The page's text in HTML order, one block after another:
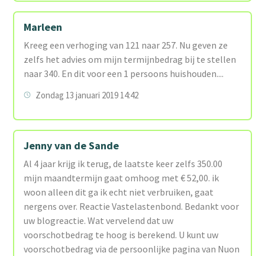
Marleen
Kreeg een verhoging van 121 naar 257. Nu geven ze
zelfs het advies om mijn termijnbedrag bij te stellen
naar 340. En dit voor een 1 persoons huishouden....
Zondag 13 januari 2019 14:42
Jenny van de Sande
Al 4 jaar krijg ik terug, de laatste keer zelfs 350.00
mijn maandtermijn gaat omhoog met € 52,00. ik
woon alleen dit ga ik echt niet verbruiken, gaat
nergens over. Reactie Vastelastenbond. Bedankt voor
uw blogreactie. Wat vervelend dat uw
voorschotbedrag te hoog is berekend. U kunt uw
voorschotbedrag via de persoonlijke pagina van Nuon